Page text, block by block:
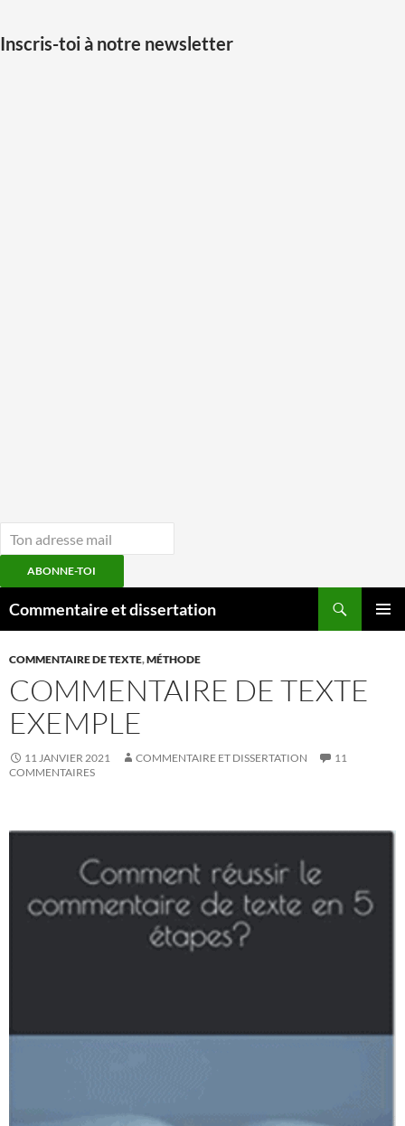
Inscris-toi à notre newsletter
ABONNE-TOI
auCommentaire et dissertation
COMMENTAIRE DE TEXTE,MÉTHODE
COMMENTAIRE DE TEXTE
EXEMPLE
11 JANVIER 2021 COMMENTAIRE ET DISSERTATION
11
COMMENTAIRES